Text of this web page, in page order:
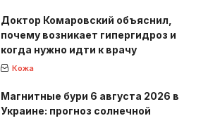
Доктор Комаровский объяснил,
почему возникает гипергидроз и
когда нужно идти к врачу
Кожа
Магнитные бури 6 августа 2026 в
Украине: прогноз солнечной